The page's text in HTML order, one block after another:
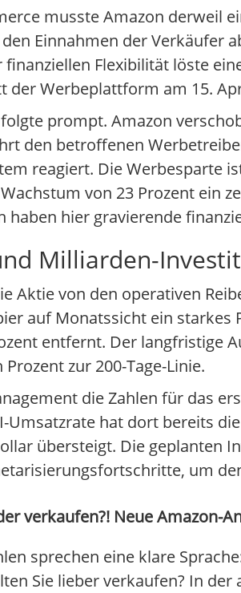
musste Amazon derweil
Einnahmen der Verkäufer
finanziellen Flexibilität löste
der Werbeplattform am 15.
prompt. Amazon
den betroffenen
reagiert. Die Werbesparte
von 23 Prozent ein
hier gravierende
Milliarden-
Aktie von den operativen
auf Monatssicht ein starkes
entfernt. Der langfristige
zur 200-Tage-Linie.
die Zahlen für das
Umsatzrate hat dort bereits
übersteigt. Die geplanten
um
verkaufen?! Neue Amazon-
sprechen eine klare
Sie lieber verkaufen? In